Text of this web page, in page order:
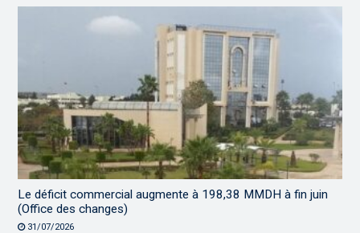
Le déficit commercial augmente à 198,38 MMDH à fin juin
(Office des changes)
31/07/2026